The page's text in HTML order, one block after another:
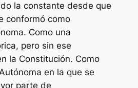
la constante desde que
conformó como
Como una
pero sin ese
la Constitución. Como
en la que se
parte de